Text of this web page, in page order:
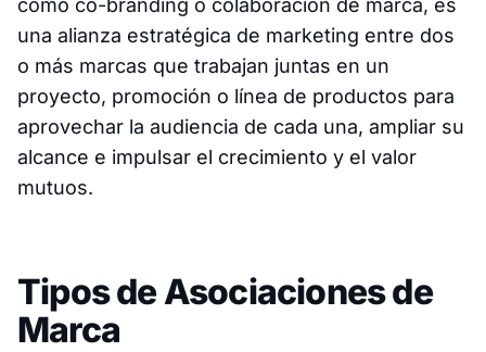
una alianza estratégica de marketing entre dos
o más marcas que trabajan juntas en un
proyecto, promoción o línea de productos para
aprovechar la audiencia de cada una, ampliar su
alcance e impulsar el crecimiento y el valor
mutuos.
Tipos de Asociaciones de
Marca